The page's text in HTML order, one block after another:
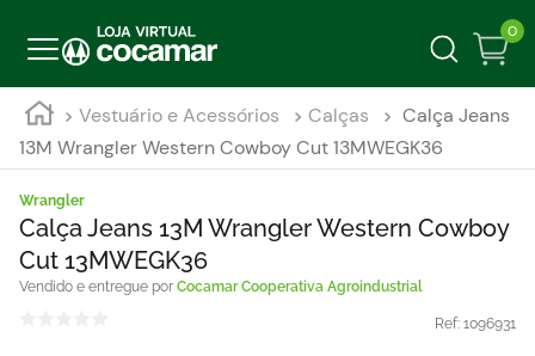
0
Vestuário e Acessórios Calças
Calça Jeans
13M Wrangler Western Cowboy Cut 13MWEGK36
Wrangler
Calça Jeans 13M Wrangler Western Cowboy
Cut 13MWEGK36
Cocamar Cooperativa Agroindustrial
Ref: 1096931